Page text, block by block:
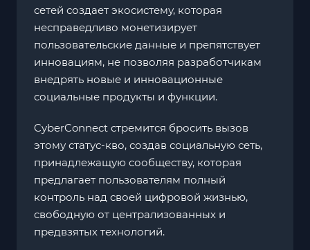
сетей создает экосистему, которая
несправедливо монетизирует
пользовательские данные и препятствует
инновациям, не позволяя разработчикам
внедрять новые и инновационные
социальные продукты и функции.
CyberConnect стремится бросить вызов
этому статус-кво, создав социальную сеть,
принадлежащую сообществу, которая
предлагает пользователям полный
контроль над своей цифровой жизнью,
свободную от централизованных и
предвзятых технологий.